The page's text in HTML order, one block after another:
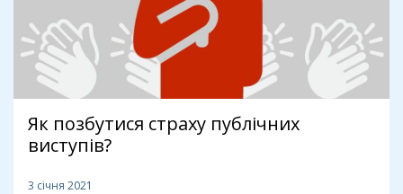
Як позбутися страху публічних
виступів?
3 січня 2021